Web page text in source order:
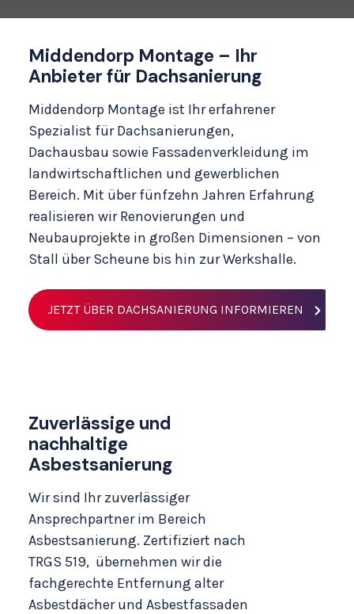
Middendorp Montage – Ihr
Anbieter für Dachsanierung
Middendorp Montage ist Ihr erfahrener
Spezialist fürDachsanierungen,
Dachausbau sowie Fassadenverkleidung im
landwirtschaftlichen und gewerblichen
Bereich. Mit über fünfzehn Jahren Erfahrung
realisieren wir Renovierungen und
Neubauprojekte in großen Dimensionen – von
Stall über Scheune bis hin zur Werkshalle.
JETZT ÜBER DACHSANIERUNG INFORMIEREN
Zuverlässige und
nachhaltige
Asbestsanierung
Wir sind Ihr zuverlässiger
Ansprechpartner im Bereich
Asbestsanierung. Zertifiziert nach
TRGS 519, übernehmen wir die
fachgerechte Entfernung alter
Asbestdächerund Asbestfassaden